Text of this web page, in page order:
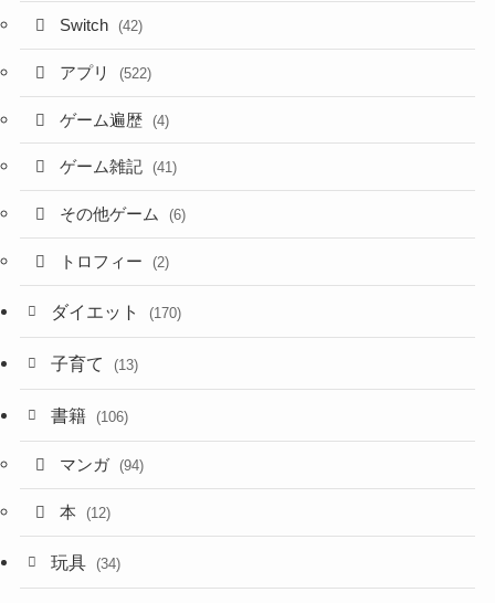
Switch (42)
アプリ (522)
ゲーム遍歴 (4)
ゲーム雑記 (41)
その他ゲーム (6)
トロフィー (2)
ダイエット (170)
子育て (13)
書籍 (106)
マンガ (94)
本 (12)
玩具 (34)